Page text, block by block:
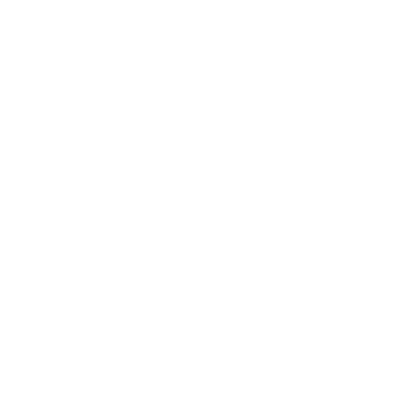
de forma intuitiva. Acesse suas
reprodução sonora para garantir a
e a função XBass, que aprimora
é perfeita para ambientes